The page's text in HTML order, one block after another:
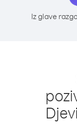
Iz glave